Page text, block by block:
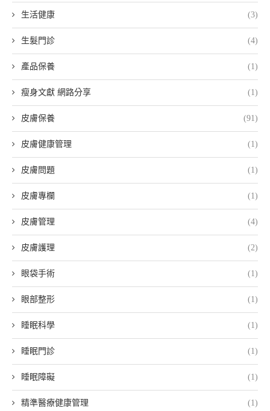
生活健康 (3)
生髮門診 (4)
產品保養 (1)
瘦身文獻 網路分享 (1)
皮膚保養 (91)
皮膚健康管理 (1)
皮膚問題 (1)
皮膚專欄 (1)
皮膚管理 (4)
皮膚護理 (2)
眼袋手術 (1)
眼部整形 (1)
睡眠科學 (1)
睡眠門診 (1)
睡眠障礙 (1)
精準醫療健康管理 (1)